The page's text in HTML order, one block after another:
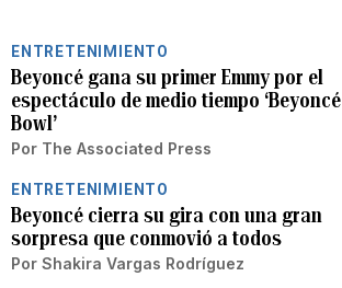
ENTRETENIMIENTO
Beyoncé gana su primer Emmy por el
espectáculo de medio tiempo ‘Beyoncé
Bowl’
Por The Associated Press
ENTRETENIMIENTO
Beyoncé cierra su gira con una gran
sorpresa que conmovió a todos
Por Shakira Vargas Rodríguez